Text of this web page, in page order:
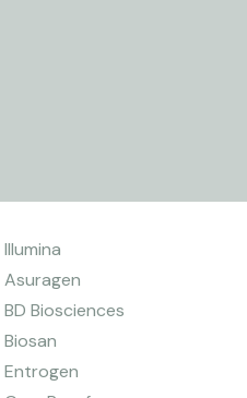
Illumina
Asuragen
BD Biosciences
Biosan
Entrogen